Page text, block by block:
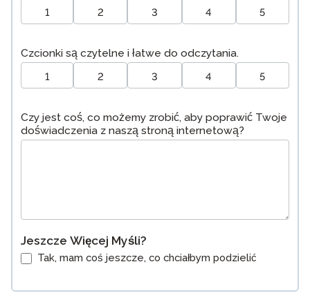
1 2 3 4 5
Czcionki są czytelne i łatwe do odczytania.
1 2 3 4 5
Czy jest coś, co możemy zrobić, aby poprawić Twoje
doświadczenia z naszą stroną internetową?
Jeszcze Więcej Myśli?
Tak, mam coś jeszcze, co chciałbym podzielić